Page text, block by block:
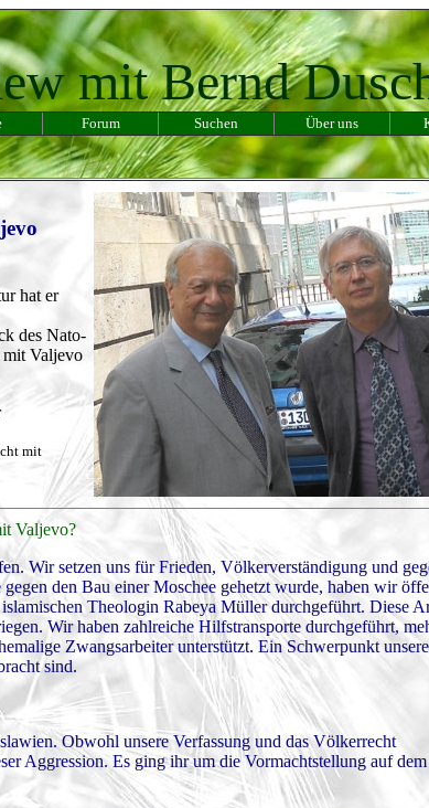
mit Bernd
Forum Suchen Über uns
hat er
des Nato-
mit Valjevo
mit
Valjevo?
Wir setzen uns für Frieden, Völkerverständigung und
den Bau einer Moschee gehetzt wurde, haben wir
Theologin Rabeya Müller durchgeführt. Diese
Wir haben zahlreiche Hilfstransporte durchgeführt,
Zwangsarbeiter unterstützt. Ein Schwerpunkt
sind.
Obwohl unsere Verfassung und das Völkerrecht
Aggression. Es ging ihr um die Vormachtstellung auf dem